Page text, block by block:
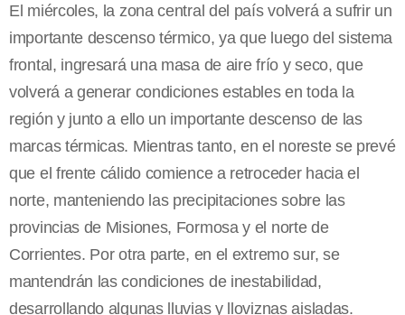
El miércoles, la zona central del país volverá a sufrir un
importante descenso térmico, ya que luego del sistema
frontal, ingresará una masa de aire frío y seco, que
volverá a generar condiciones estables en toda la
región y junto a ello un importante descenso de las
marcas térmicas. Mientras tanto, en el noreste se prevé
que el frente cálido comience a retroceder hacia el
norte, manteniendo las precipitaciones sobre las
provincias de Misiones, Formosa y el norte de
Corrientes. Por otra parte, en el extremo sur, se
mantendrán las condiciones de inestabilidad,
desarrollando algunas lluvias y lloviznas aisladas.